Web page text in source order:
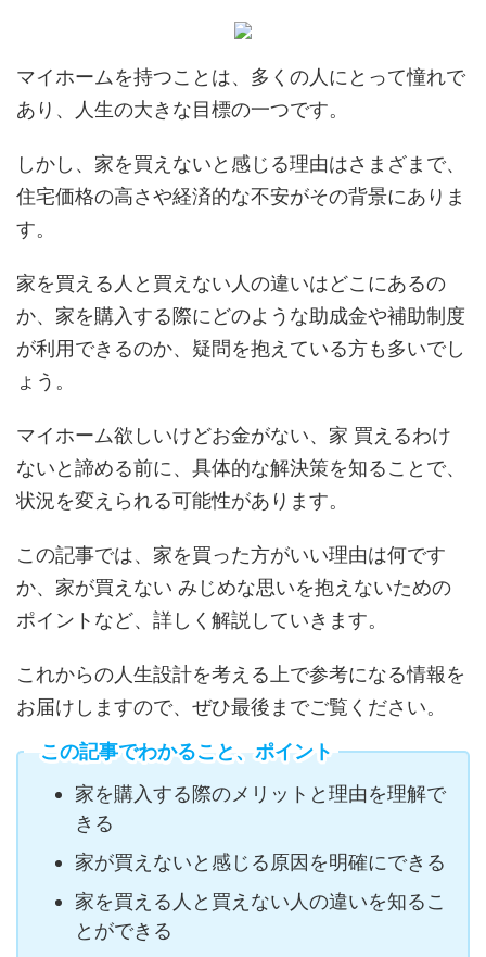
マイホームを持つことは、多くの人にとって憧れで
あり、人生の大きな目標の一つです。
しかし、家を買えないと感じる理由はさまざまで、
住宅価格の高さや経済的な不安がその背景にありま
す。
家を買える人と買えない人の違いはどこにあるの
か、家を購入する際にどのような助成金や補助制度
が利用できるのか、疑問を抱えている方も多いでし
ょう。
マイホーム欲しいけどお金がない、家 買えるわけ
ないと諦める前に、具体的な解決策を知ることで、
状況を変えられる可能性があります。
この記事では、家を買った方がいい理由は何です
か、家が買えない みじめな思いを抱えないための
ポイントなど、詳しく解説していきます。
これからの人生設計を考える上で参考になる情報を
お届けしますので、ぜひ最後までご覧ください。
この記事でわかること、ポイント
家を購入する際のメリットと理由を理解で
きる
家が買えないと感じる原因を明確にできる
家を買える人と買えない人の違いを知るこ
とができる